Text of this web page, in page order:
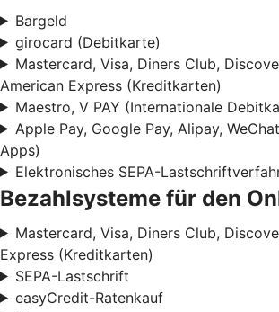
Bargeld
girocard (Debitkarte)
Mastercard, Visa, Diners Club,
American Express (Kreditkarten)
Maestro, V PAY (Internationale
Apple Pay, Google Pay, Alipay,
Apps)
Elektronisches SEPA-
Bezahlsysteme für den
Mastercard, Visa, Diners Club,
Express (Kreditkarten)
SEPA-Lastschrift
easyCredit-Ratenkauf